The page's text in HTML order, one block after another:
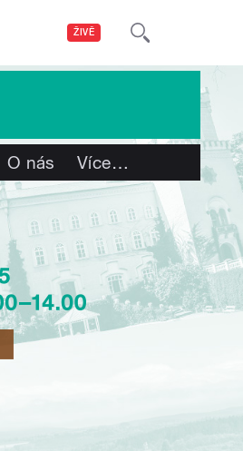
ŽIVĚ
O nás Více…